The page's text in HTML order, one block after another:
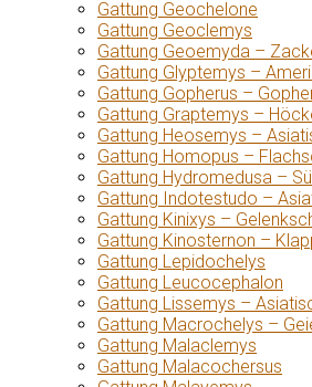
Gattung Geochelone
Gattung Geoclemys
Gattung Geoemyda –
Gattung Glyptemys –
Gattung Gopherus –
Gattung Graptemys –
Gattung Heosemys –
Gattung Homopus –
Gattung Hydromedusa –
Gattung Indotestudo –
Gattung Kinixys –
Gattung Kinosternon –
Gattung Lepidochelys
Gattung Leucocephalon
Gattung Lissemys –
Gattung Macrochelys –
Gattung Malaclemys
Gattung Malacochersus